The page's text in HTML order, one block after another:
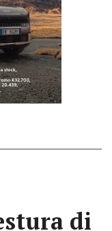
di